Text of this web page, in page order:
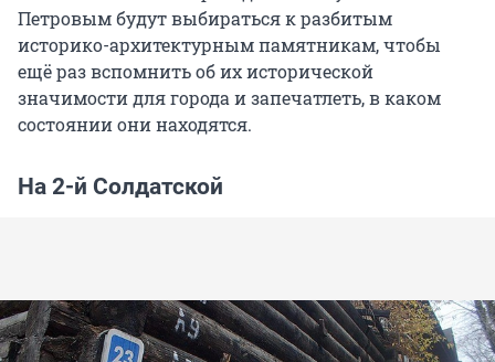
Петровым будут выбираться к разбитым
историко-архитектурным памятникам, чтобы
ещё раз вспомнить об их исторической
значимости для города и запечатлеть, в каком
состоянии они находятся.
На 2-й Солдатской